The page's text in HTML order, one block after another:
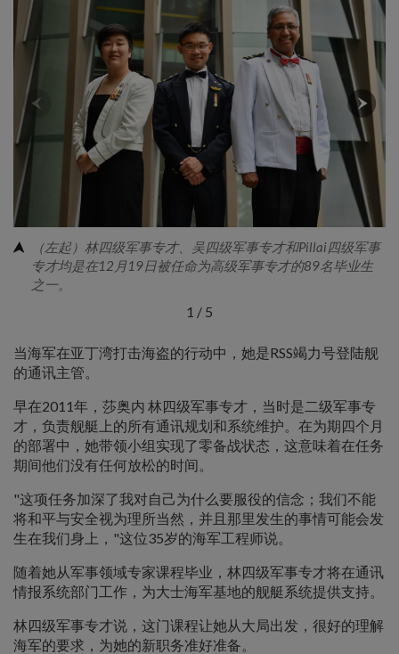
（左起）林四级军事专才、吴四级军事专才和Pillai四级军事
专才均是在12月19日被任命为高级军事专才的89名毕业生
之一。
1 / 5
当海军在亚丁湾打击海盗的行动中，她是RSS竭力号登陆舰
的通讯主管。
早在2011年，莎奥内 林四级军事专才，当时是二级军事专
才，负责舰艇上的所有通讯规划和系统维护。在为期四个月
的部署中，她带领小组实现了零备战状态，这意味着在任务
期间他们没有任何放松的时间。
"这项任务加深了我对自己为什么要服役的信念；我们不能
将和平与安全视为理所当然，并且那里发生的事情可能会发
生在我们身上，"这位35岁的海军工程师说。
随着她从军事领域专家课程毕业，林四级军事专才将在通讯
情报系统部门工作，为大士海军基地的舰艇系统提供支持。
林四级军事专才说，这门课程让她从大局出发，很好的理解
海军的要求，为她的新职务准好准备。